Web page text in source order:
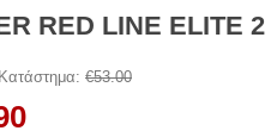
RED LINE ELITE
€53.00